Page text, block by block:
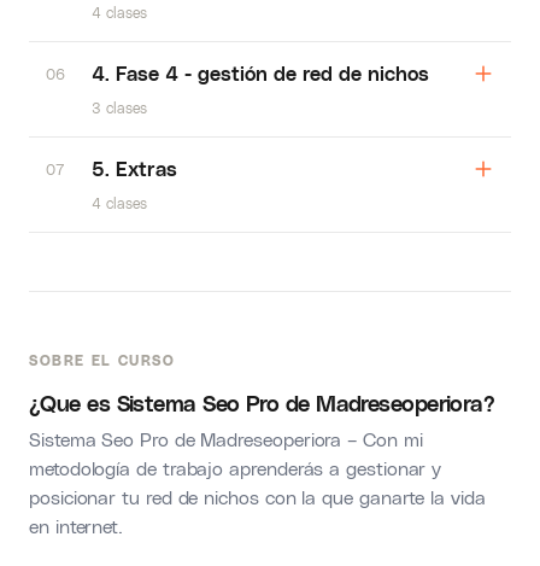
SOBRE EL CURSO
¿Que es Sistema Seo Pro de Madreseoperiora?
Sistema Seo Pro de Madreseoperiora –Con mi
metodología de trabajo aprenderás a gestionar y
posicionar tu red de nichos con la que ganarte la vida
en internet.
4 clases
06 4. Fase 4 - gestión de red de nichos
3 clases
07 5. Extras
4 clases